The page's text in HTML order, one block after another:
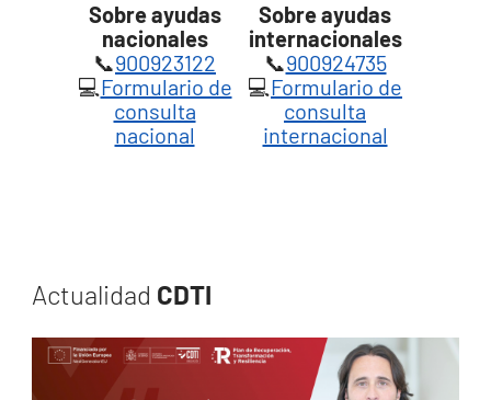
Sobre ayudas
nacionales
Sobre ayudas
internacionales
📞900923122 📞900924735
💻Formulario de
consulta
nacional
💻Formulario de
consulta
internacional
Actualidad CDTI